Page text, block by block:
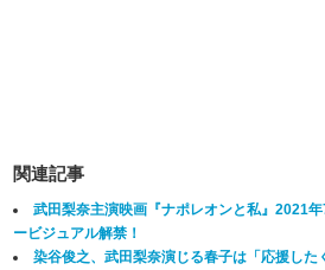
関連記事
武田梨奈主演映画『ナポレオンと私』2021
ービジュアル解禁！
染谷俊之、武田梨奈演じる春子は「応援し